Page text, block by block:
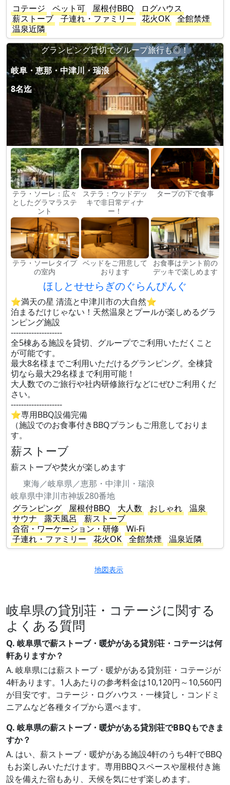
コテージ
ペット可 屋根付BBQ
ログハウス
薪ストーブ
子連れ・ファミリー 花火OK
全館禁煙
温泉近隣
グランピング貸切でグループ旅行も◎！
岐阜・恵那・中津川・瑞浪
8名迄
テラ・ソーレ：広々
としたグラマラステ
ント
ステラ：ウッドデッ
キで非日常ディナ
ー！
タープの下で食事
テラ・ソーレタイプ
の室内
ベッドをご用意して
おります
お食事はテント前の
デッキで楽しめます
ほしとせせらぎのぐらんぴんぐ
⭐満天の星 清流と中津川市の大自然⭐
泊まるだけじゃない！天然温泉とプールが楽しめるグラ
ンピング施設
--------------------
全5棟ある施設を貸切、グループでご利用いただくこと
が可能です。
最大8名様までご利用いただけるグランピング。全棟貸
切なら最大29名様まで利用可能！
大人数でのご旅行や社内研修旅行などにぜひご利用くだ
さい。
--------------------
⭐専用BBQ設備完備
（施設でのお食事付きBBQプランもご用意しておりま
す。
薪ストーブ
薪ストーブや焚火が楽しめます
東海／岐阜県／恵那・中津川・瑞浪
岐阜県中津川市神坂280番地
グランピング
屋根付BBQ 大人数 おしゃれ
温泉
サウナ
露天風呂
薪ストーブ
合宿・ワーケーション・研修
Wi-Fi
子連れ・ファミリー
花火OK 全館禁煙 温泉近隣
地図表示
岐阜県の貸別荘・コテージに関する
よくある質問
Q. 岐阜県で薪ストーブ・暖炉がある貸別荘・コテージは何
軒ありますか？
A. 岐阜県には薪ストーブ・暖炉がある貸別荘・コテージが
4軒あります。1人あたりの参考料金は10,120円～10,560円
が目安です。コテージ・ログハウス・一棟貸し・コンドミ
ニアムなど各種タイプから選べます。
Q. 岐阜県の薪ストーブ・暖炉がある貸別荘でBBQもできま
すか？
A. はい、薪ストーブ・暖炉がある施設4軒のうち4軒でBBQ
もお楽しみいただけます。専用BBQスペースや屋根付き施
設を備えた宿もあり、天候を気にせず楽しめます。